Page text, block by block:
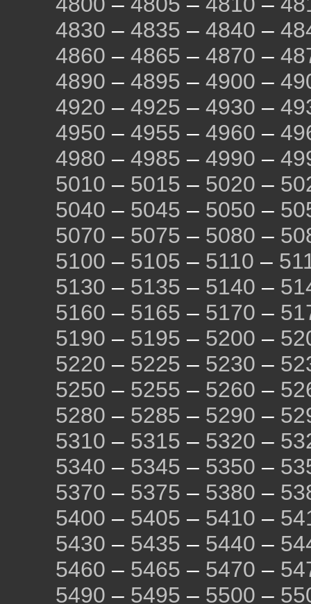
4830 – 4835 – 4840 –
4860 – 4865 – 4870 –
4890 – 4895 – 4900 –
4920 – 4925 – 4930 –
4950 – 4955 – 4960 –
4980 – 4985 – 4990 –
5010 – 5015 – 5020 –
5040 – 5045 – 5050 –
5070 – 5075 – 5080 –
5100 – 5105 – 5110 –
5130 – 5135 – 5140 –
5160 – 5165 – 5170 –
5190 – 5195 – 5200 –
5220 – 5225 – 5230 –
5250 – 5255 – 5260 –
5280 – 5285 – 5290 –
5310 – 5315 – 5320 –
5340 – 5345 – 5350 –
5370 – 5375 – 5380 –
5400 – 5405 – 5410 –
5430 – 5435 – 5440 –
5460 – 5465 – 5470 –
5490 – 5495 – 5500 –